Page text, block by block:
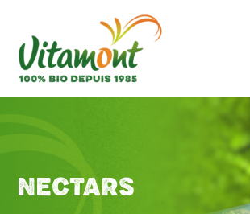
des engagements
NECTARS